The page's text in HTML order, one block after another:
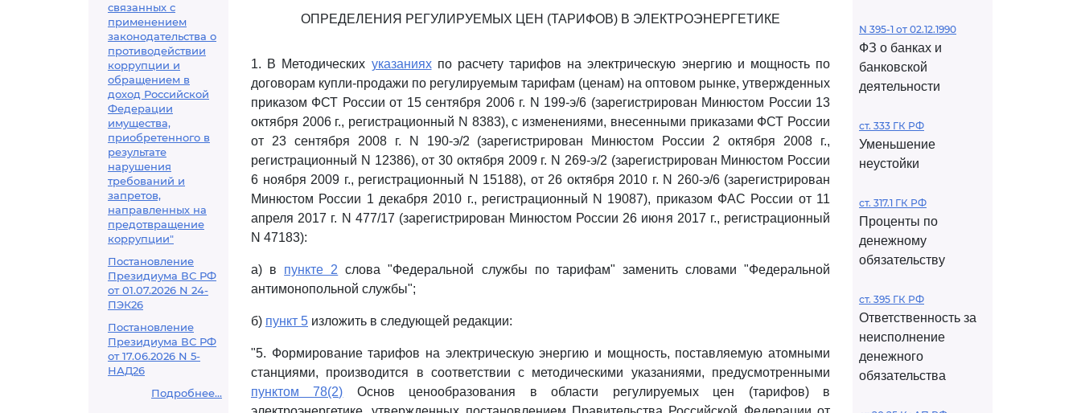
связанных с
применением
законодательства о
противодействии
коррупции и
обращением в
доход Российской
Федерации
имущества,
приобретенного в
результате
нарушения
требований и
запретов,
направленных на
предотвращение
коррупции"
Постановление
Президиума ВС РФ
от 01.07.2026 N 24-
ПЭК26
Постановление
Президиума ВС РФ
от 17.06.2026 N 5-
НАД26
Подробнее...
ОПРЕДЕЛЕНИЯ РЕГУЛИРУЕМЫХ ЦЕН (ТАРИФОВ) В ЭЛЕКТРОЭНЕРГЕТИКЕ
1. В Методических указанияхпо расчету тарифов на электрическую энергию и мощность по
договорам купли-продажи по регулируемым тарифам (ценам) на оптовом рынке, утвержденных
приказом ФСТ России от 15 сентября 2006 г. N 199-э/6 (зарегистрирован Минюстом России 13
октября 2006 г., регистрационный N 8383), с изменениями, внесенными приказами ФСТ России
от 23 сентября 2008 г. N 190-э/2 (зарегистрирован Минюстом России 2 октября 2008 г.,
регистрационный N 12386), от 30 октября 2009 г. N 269-э/2 (зарегистрирован Минюстом России
6 ноября 2009 г., регистрационный N 15188), от 26 октября 2010 г. N 260-э/6 (зарегистрирован
Минюстом России 1 декабря 2010 г., регистрационный N 19087), приказом ФАС России от 11
апреля 2017 г. N 477/17 (зарегистрирован Минюстом России 26 июня 2017 г., регистрационный
N 47183):
а) в пункте 2 слова "Федеральной службы по тарифам" заменить словами "Федеральной
антимонопольной службы";
б) пункт 5 изложить в следующей редакции:
"5. Формирование тарифов на электрическую энергию и мощность, поставляемую атомными
станциями, производится в соответствии с методическими указаниями, предусмотренными
пунктом 78(2) Основ ценообразования в области регулируемых цен (тарифов) в
N 395-1 от 02.12.1990
ФЗ о банках и
банковской
деятельности
ст. 333 ГК РФ
Уменьшение
неустойки
ст. 317.1 ГК РФ
Проценты по
денежному
обязательству
ст. 395 ГК РФ
Ответственность за
неисполнение
денежного
обязательства